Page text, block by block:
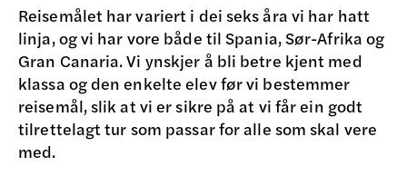
Reisemålet har variert i dei seks åra vi har hatt
linja, og vi har vore både til Spania, Sør-Afrika og
Gran Canaria. Vi ynskjer å bli betre kjent med
klassa og den enkelte elev før vi bestemmer
reisemål, slik at vi er sikre på at vi får ein godt
tilrettelagt tur som passar for alle som skal vere
med.